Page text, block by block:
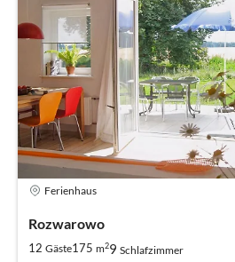
Ferienhaus
Rozwarowo
12 Gäste175 m29 Schlafzimmer